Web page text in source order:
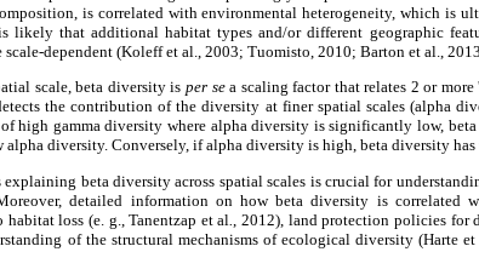
is correlated with environmental heterogeneity, which is
likely that additional habitat types and/or different geographic
dependent (Koleff et al., 2003; Tuomisto, 2010; Barton et al.,
scale, beta diversity is per sea scaling factor that relates 2 or
the contribution of the diversity at finer spatial scales (alpha
high gamma diversity where alpha diversity is significantly low,
alpha diversity. Conversely, if alpha diversity is high, beta diversity has
explaining beta diversity across spatial scales is crucial for
detailed information on how beta diversity is correlated
loss (e. g., Tanentzap et al
, 2012), land protection policies for
of the structural mechanisms of ecological diversity (Harte